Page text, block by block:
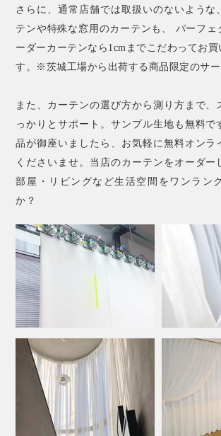
さらに、通常店舗では取扱いのないような
テンや特殊な窓用のカーテンも、 パーフェ
ーダーカーテンなら1cmまでこだわってお買
す。※茨城工場から出荷する商品限定のサー
また、カーテンの選び方から測り方まで、
っかりとサポート。サンプル生地も無料で
品が御座いましたら、お気軽に無料オンラ
くださいませ。当店のカーテンをオーダー
部屋・リビングなど生活空間をワンラン
か？